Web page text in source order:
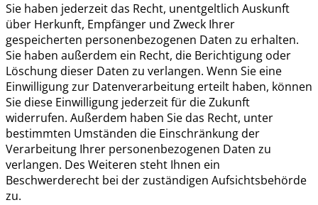
Sie haben jederzeit das Recht, unentgeltlich Auskunft
über Herkunft, Empfänger und Zweck Ihrer
gespeicherten personenbezogenen Daten zu erhalten.
Sie haben außerdem ein Recht, die Berichtigung oder
Löschung dieser Daten zu verlangen. Wenn Sie eine
Einwilligung zur Datenverarbeitung erteilt haben, können
Sie diese Einwilligung jederzeit für die Zukunft
widerrufen. Außerdem haben Sie das Recht, unter
bestimmten Umständen die Einschränkung der
Verarbeitung Ihrer personenbezogenen Daten zu
verlangen. Des Weiteren steht Ihnen ein
Beschwerderecht bei der zuständigen Aufsichtsbehörde
zu.